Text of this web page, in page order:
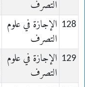
التصرف
128 الإجازة في علوم
التصرف
129 الإجازة في علوم
التصرف